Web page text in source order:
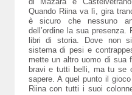
Quando Riina va lì, gira
è sicuro che nessuno
dell’ordine la sua
libri di storia. Dove non
sistema di pesi e
mette un altro uomo di sua
bravi e tutti belli, ma tu se
sapere. A quel punto il
Riina con tutti i suoi